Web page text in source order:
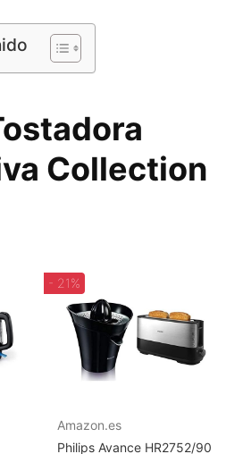
Collection
- 21%
Amazon.es
Philips Avance HR2752/90